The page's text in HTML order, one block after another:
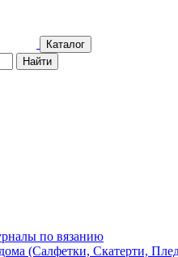
Каталог
Найти
по вязанию
(Салфетки, Скатерти,